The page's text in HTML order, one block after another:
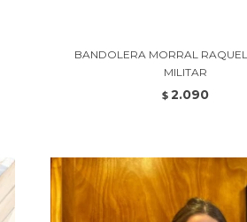
BANDOLERA MORRAL
MILITAR
$ 2.090